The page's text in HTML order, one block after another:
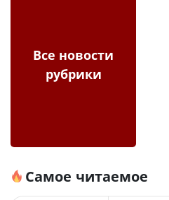
Все новости
рубрики
Самое читаемое